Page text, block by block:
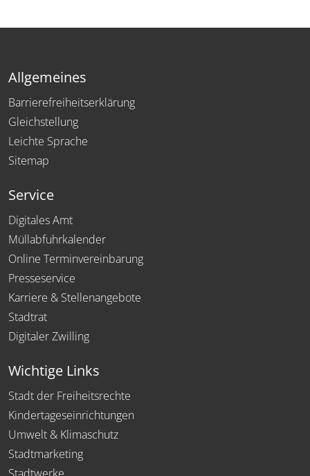
Allgemeines
Barrierefreiheitserklärung
Gleichstellung
Leichte Sprache
Sitemap
Service
Digitales Amt
Müllabfuhrkalender
Online Terminvereinbarung
Presseservice
Karriere & Stellenangebote
Stadtrat
Digitaler Zwilling
Wichtige Links
Stadt der Freiheitsrechte
Kindertageseinrichtungen
Umwelt & Klimaschutz
Stadtmarketing